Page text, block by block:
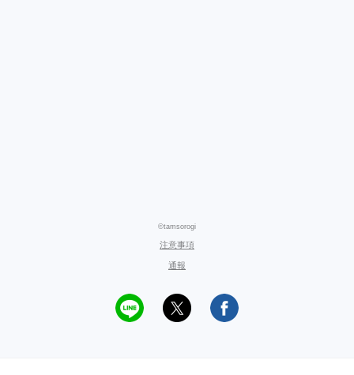
©tamsorogi
注意事項
通報